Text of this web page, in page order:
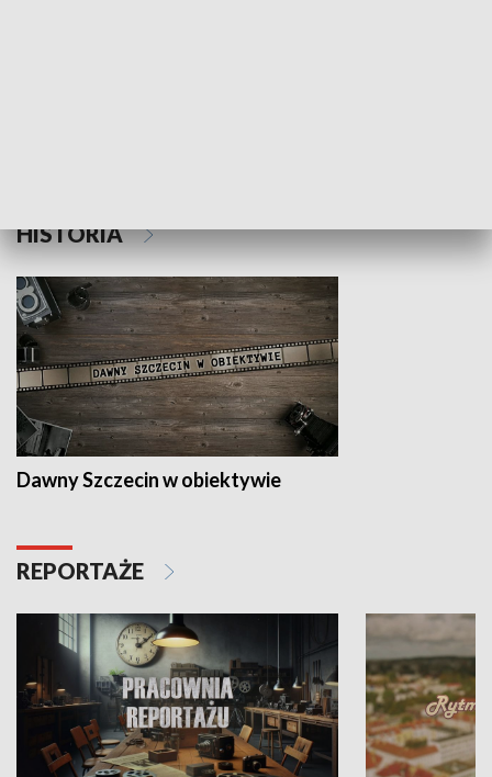
HISTORIA
Dawny Szczecin w obiektywie
REPORTAŻE